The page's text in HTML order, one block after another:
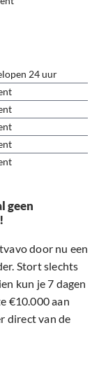
24 uur
geen
door nu een
Stort slechts
kun je 7 dagen
€10.000 aan
direct van de